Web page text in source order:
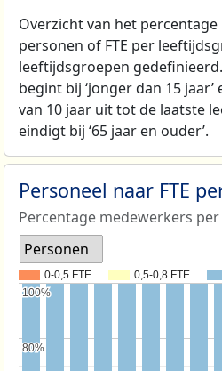
Overzicht van het
personen of FTE per
leeftijdsgroepen
begint bij ‘jonger dan 15
van 10 jaar uit tot de laatste
eindigt bij ‘65 jaar en ouder’.
Personeel naar FTE
Percentage medewerkers
Personen
0-0,5 FTE 0,5-0,8 FTE
80%
80%
100%
100%